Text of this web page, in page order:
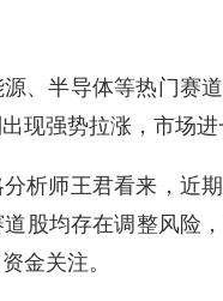
、半导体等热门赛
现强势拉涨，市场进
析师王君看来，近
股均存在调整风险
金关注。